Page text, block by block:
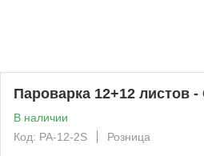
Пароварка 12+12 листов -
В наличии
Код: PA-12-2S
Розница